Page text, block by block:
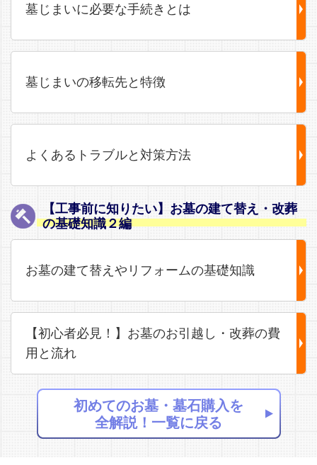
墓じまいに必要な手続きとは
墓じまいの移転先と特徴
よくあるトラブルと対策方法
【工事前に知りたい】お墓の建て替え・改葬
の基礎知識２編
お墓の建て替えやリフォームの基礎知識
【初心者必見！】お墓のお引越し・改葬の費
用と流れ
初めてのお墓・墓石購入を
全解説！一覧に戻る